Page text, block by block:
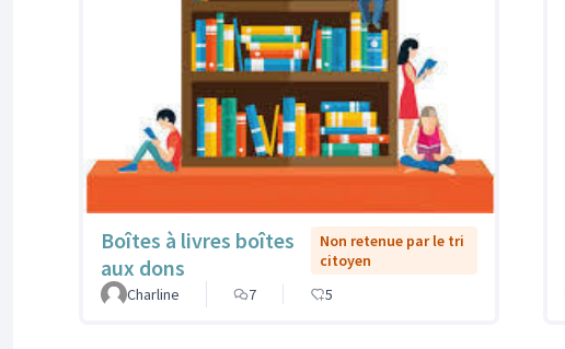
Boîtes à livres boîtes
aux dons
Non retenue par le tri
citoyen
Charline
7 5